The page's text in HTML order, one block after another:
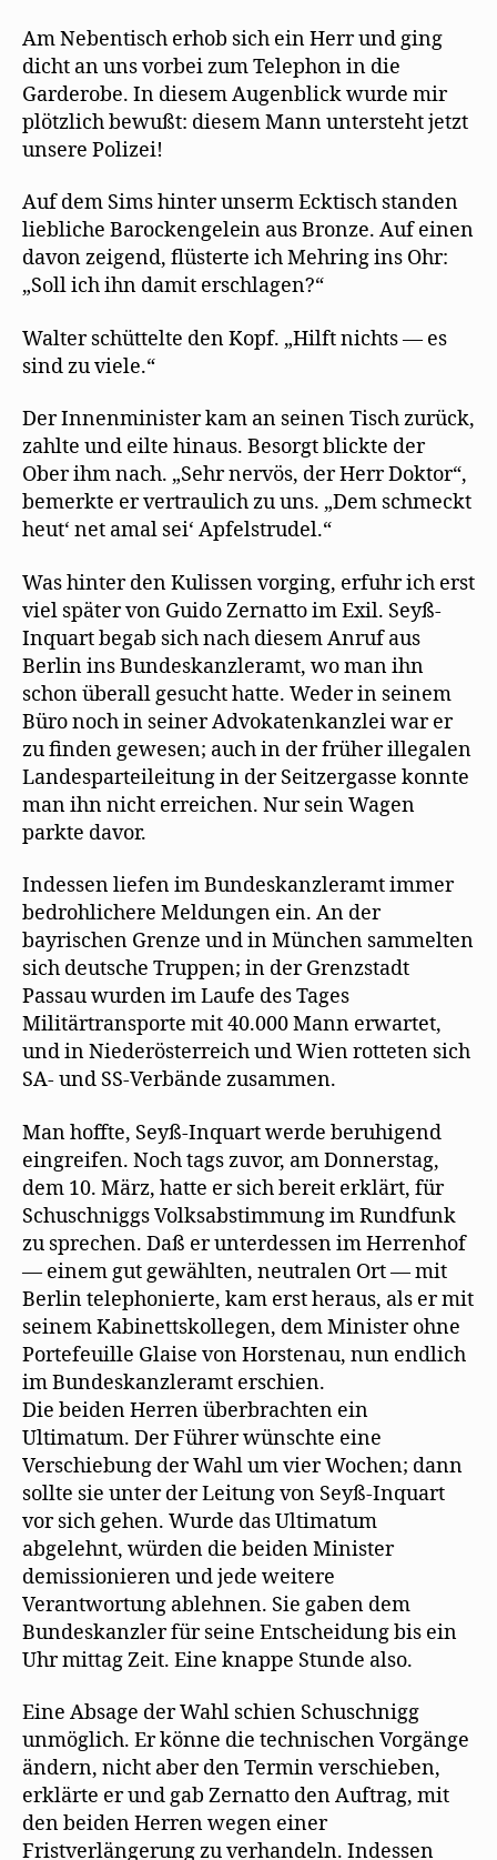
Am Nebentisch erhob sich ein Herr und ging
dicht an uns vorbei zum Telephon in die
Garderobe. In diesem Augenblick wurde mir
plötzlich bewußt: diesem Mann untersteht jetzt
unsere Polizei!
Auf dem Sims hinter unserm Ecktisch standen
liebliche Barockengelein aus Bronze. Auf einen
davon zeigend, flüsterte ich Mehring ins Ohr:
„Soll ich ihn damit erschlagen?“
Walter schüttelte den Kopf. „Hilft nichts — es
sind zu viele.“
Der Innenminister kam an seinen Tisch zurück,
zahlte und eilte hinaus. Besorgt blickte der
Ober ihm nach. „Sehr nervös, der Herr Doktor“,
bemerkte er vertraulich zu uns. „Dem schmeckt
heut‘ net amal sei‘ Apfelstrudel.“
Was hinter den Kulissen vorging, erfuhr ich erst
viel später von Guido Zernatto im Exil. Seyß-
Inquart begab sich nach diesem Anruf aus
Berlin ins Bundeskanzleramt, wo man ihn
schon überall gesucht hatte. Weder in seinem
Büro noch in seiner Advokatenkanzlei war er
zu finden gewesen; auch in der früher illegalen
Landesparteileitung in der Seitzergasse konnte
man ihn nicht erreichen. Nur sein Wagen
parkte davor.
Indessen liefen im Bundeskanzleramt immer
bedrohlichere Meldungen ein. An der
bayrischen Grenze und in München sammelten
sich deutsche Truppen; in der Grenzstadt
Passau wurden im Laufe des Tages
Militärtransporte mit 40.000 Mann erwartet,
und in Niederösterreich und Wien rotteten sich
SA- und SS-Verbände zusammen.
Man hoffte, Seyß-Inquart werde beruhigend
eingreifen. Noch tags zuvor, am Donnerstag,
dem 10. März, hatte er sich bereit erklärt, für
Schuschniggs Volksabstimmung im Rundfunk
zu sprechen. Daß er unterdessen im Herrenhof
— einem gut gewählten, neutralen Ort — mit
Berlin telephonierte, kam erst heraus, als er mit
seinem Kabinettskollegen, dem Minister ohne
Portefeuille Glaise von Horstenau, nun endlich
im Bundeskanzleramt erschien.
Die beiden Herren überbrachten ein
Ultimatum. Der Führer wünschte eine
Verschiebung der Wahl um vier Wochen; dann
sollte sie unter der Leitung von Seyß-Inquart
vor sich gehen. Wurde das Ultimatum
abgelehnt, würden die beiden Minister
demissionieren und jede weitere
Verantwortung ablehnen. Sie gaben dem
Bundeskanzler für seine Entscheidung bis ein
Uhr mittag Zeit. Eine knappe Stunde also.
Eine Absage der Wahl schien Schuschnigg
unmöglich. Er könne die technischen Vorgänge
ändern, nicht aber den Termin verschieben,
erklärte er und gab Zernatto den Auftrag, mit
den beiden Herren wegen einer
Fristverlängerung zu verhandeln. Indessen